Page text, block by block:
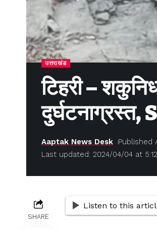
उत्तराखंड
टिहरी –
दुर्घटनाग्रस्त,
Last updated: 2024/04/04 at
Aaptak News Desk Published
SHARE
Listen to this